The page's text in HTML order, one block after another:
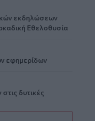
εκδηλώσεων
Εθελοθυσία
εφημερίδων
δυτικές